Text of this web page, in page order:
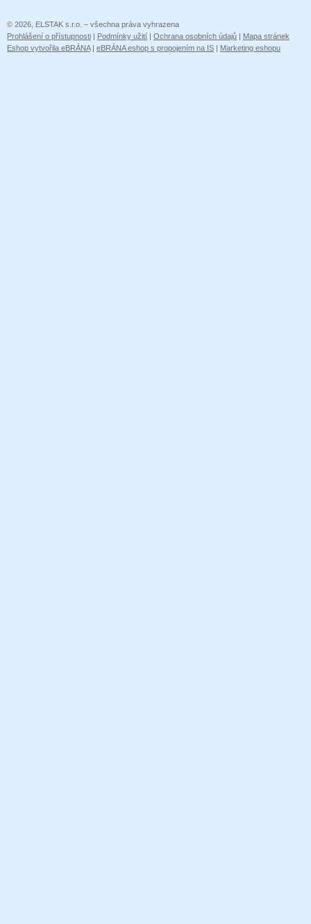
© 2026, ELSTAK s.r.o. – všechna práva vyhrazena
Prohlášení o přístupnosti | Podmínky užití | Ochrana osobních údajů | Mapa stránek
Eshop vytvořila eBRÁNA| eBRÁNA eshop s propojením na IS | Marketing eshopu